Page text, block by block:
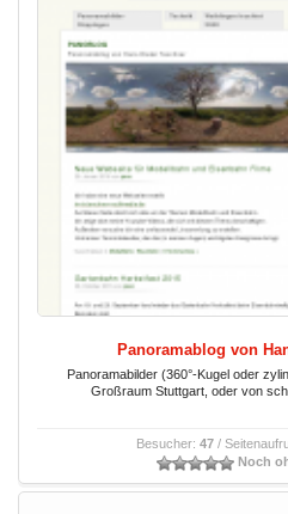
Panoramablog von
Panoramabilder (360°-Kugel oder
Großraum Stuttgart, oder von
Besucher: 47 /
Noch